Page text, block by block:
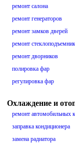
ремонт салона
ремонт генераторов
ремонт замков дверей
ремонт
ремонт дворников
полировка фар
регулировка фар
Охлаждение и
ремонт автомобильных
заправка кондиционера
замена радиатора